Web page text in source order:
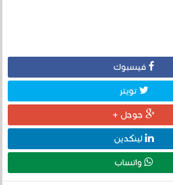
فيسبوك
تويتر
جوجل +
لينكدين
واتساب